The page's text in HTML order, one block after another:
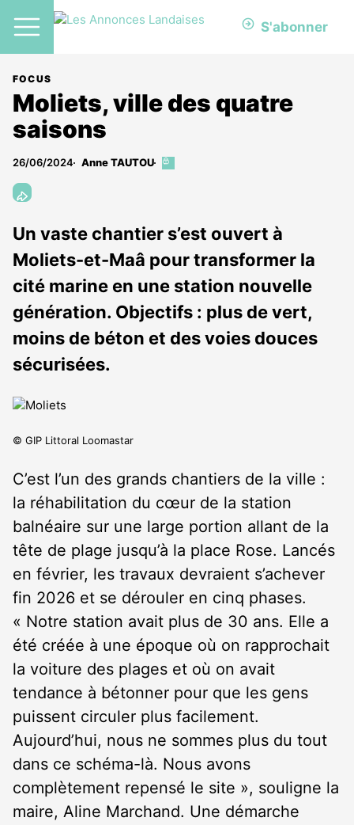
S'abonner
FOCUS
Moliets, ville des quatre
saisons
26/06/2024 Anne TAUTOU
Cet
abonnés
Un vaste chantier s’est ouvert à
Moliets-et-Maâ pour transformer la
cité marine en une station nouvelle
génération. Objectifs : plus de vert,
moins de béton et des voies douces
sécurisées.
© GIP Littoral Loomastar
C’est l’un des grands chantiers de la ville :
la réhabilitation du cœur de la station
balnéaire sur une large portion allant de la
tête de plage jusqu’à la place Rose. Lancés
en février, les travaux devraient s’achever
fin 2026 et se dérouler en cinq phases.
« Notre station avait plus de 30 ans. Elle a
été créée à une époque où on rapprochait
la voiture des plages et où on avait
tendance à bétonner pour que les gens
puissent circuler plus facilement.
Aujourd’hui, nous ne sommes plus du tout
dans ce schéma-là. Nous avons
complètement repensé le site », souligne la
maire, Aline Marchand. Une démarche